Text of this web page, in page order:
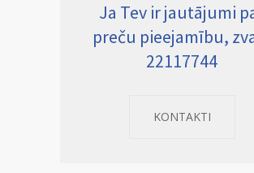
Ja Tev ir jautājumi
preču pieejamību,
22117744
KONTAKTI